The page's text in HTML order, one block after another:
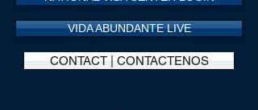
VIDA ABUNDANTE LIVE
CONTACT | CONTACTENOS